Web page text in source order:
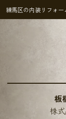
練馬区の内装リフォー
板
株